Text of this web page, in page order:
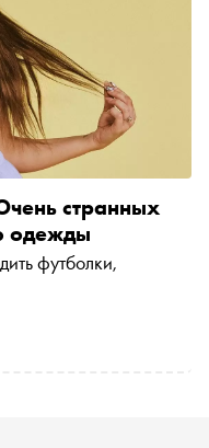
странных
одежды
футболки,